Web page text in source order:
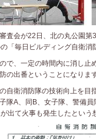
査会が22日、北の丸公園第
「毎日ビルディング自衛消
で、一定の時間内に消し止
の出番ということになります
自衛消防隊の技術向上を目
隊A、同B、女子隊、警備
出て火事も発生したという